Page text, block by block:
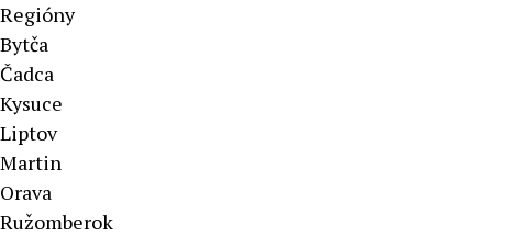
Regióny
Bytča
Čadca
Kysuce
Liptov
Martin
Orava
Ružomberok